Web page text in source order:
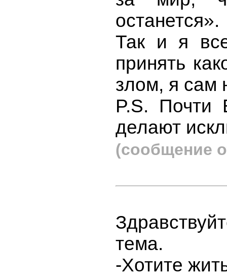
останется».
Так и я
принять
злом, я сам
P.S.
делают
(сообщение
тема.
-Хотите